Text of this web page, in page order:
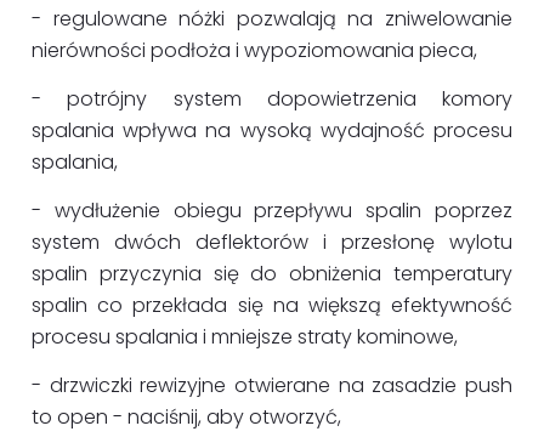
- regulowane nóżki pozwalają na zniwelowanie
nierówności podłoża i wypoziomowania pieca,
- potrójny system dopowietrzenia komory
spalania wpływa na wysoką wydajność procesu
spalania,
- wydłużenie obiegu przepływu spalin poprzez
system dwóch deflektorów i przesłonę wylotu
spalin przyczynia się do obniżenia temperatury
spalin co przekłada się na większą efektywność
procesu spalania i mniejsze straty kominowe,
- drzwiczki rewizyjne otwierane na zasadzie push
to open - naciśnij, aby otworzyć,